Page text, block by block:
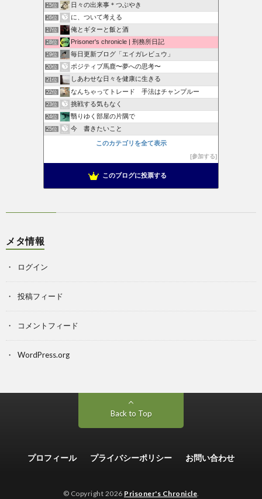
15位 日々の出来事＊つぶやき
16位 に、ついて考える
17位 俺とギターと飯と酒
18位 Prisoner's chronicle | 刑務所日記
19位 毎日更新ブログ「エイガレビュウ」
20位 ポジティブ馬鹿〜夢への思考〜
21位 しあわせな日々を健康に生きる
22位 なんちゃってトレード 手法はチャンプルー
23位 挑戦する気もなく
24位 翳りゆく部屋の片隅で
25位 今 書きたいこと
このカテゴリを全て表示
参加する
このブログに投票する
メタ情報
ログイン
投稿フィード
コメントフィード
WordPress.org
Back to Top
プロフィール プライバシーポリシー お問い合わせ
© Copyright 2026 Prisoner's Chronicle.